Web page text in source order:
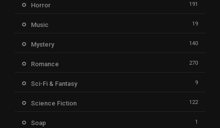
Horror 191
Music 19
Mystery 140
Romance 270
Sci-Fi & Fantasy 9
Science Fiction 122
Soap 1